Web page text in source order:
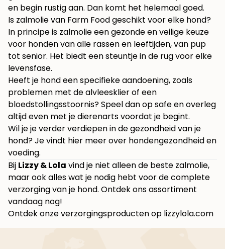
en begin rustig aan. Dan komt het helemaal goed.
Is zalmolie van Farm Food geschikt voor elke hond?
In principe is zalmolie een gezonde en veilige keuze
voor honden van alle rassen en leeftijden, van pup
tot senior. Het biedt een steuntje in de rug voor elke
levensfase.
Heeft je hond een specifieke aandoening, zoals
problemen met de alvleesklier of een
bloedstollingsstoornis? Speel dan op safe en overleg
altijd even met je dierenarts voordat je begint.
Wil je je verder verdiepen in de gezondheid van je
hond? Je vindt hier meer over hondengezondheid en
voeding.
Bij Lizzy & Lola vind je niet alleen de beste zalmolie,
maar ook alles wat je nodig hebt voor de complete
verzorging van je hond. Ontdek ons assortiment
vandaag nog!
Ontdek onze verzorgingsproducten op lizzylola.com